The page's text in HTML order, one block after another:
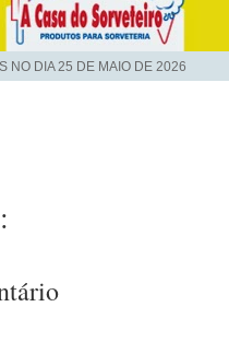
NO DIA25 DE MAIO DE 2026